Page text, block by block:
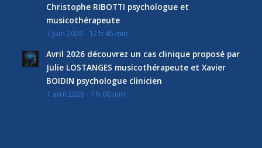
Christophe RIBOTTI psychologue et
musicothérapeute
1 juin 2026 - 12 h 45 min
Avril 2026 découvrez un cas clinique proposé par
Julie LOSTANGES musicothérapeute et Xavier
BOIDIN psychologue clinicien
1 avril 2026 - 7 h 00 min